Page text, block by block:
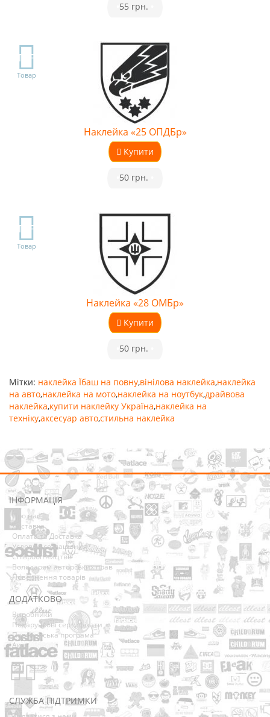
55 грн.
TOP
Товар
Наклейка «25 ОПДБр»
Купити
50 грн.
TOP
Товар
Наклейка «28 ОМБр»
Купити
50 грн.
Мітки: наклейка Їбаш на повну,вінілова наклейка,наклейка
на авто,наклейка на мото,наклейка на ноутбук,драйвова
наклейка,купити наклейку Україна,наклейка на
техніку,аксесуар авто,стильна наклейка
ІНФОРМАЦІЯ
Про нас
Доставка
Оплата та Доставка
Условия соглашения
Співробітництво
Володарям авторських прав
Повернення товарів
ДОДАТКОВО
Виробники
Подарункові сертифікати
Партнерська програма
Акції
СЛУЖБА ПІДТРИМКИ